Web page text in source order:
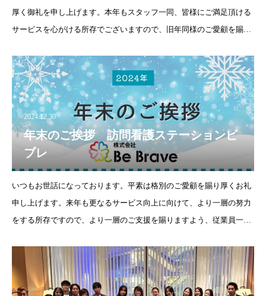
厚く御礼を申し上げます。本年もスタッフ一同、皆様にご満足頂ける
サービスを心がける所存でございますので、旧年同様のご愛顧を賜り
ださいませ😌🧣
2024.12.30
年末のご挨拶 訪問看護ステーションビ
ブレ
いつもお世話になっております。平素は格別のご愛顧を賜り厚くお礼
申し上げます。来年も更なるサービス向上に向けて、より一層の努力
をする所存ですので、より一層のご支援を賜りますよう、従業員一同
ですので、皆